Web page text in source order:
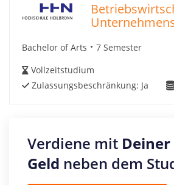
Bachelor of Arts
7 Semester
Vollzeitstudium
Zulassungsbeschränkung: Ja
Verdiene mit
Geld neben dem